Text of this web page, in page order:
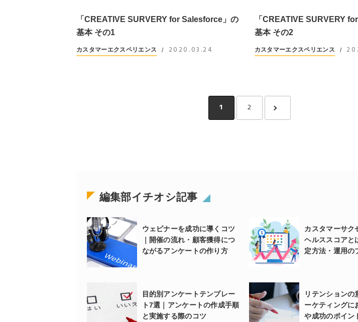
「CREATIVE SURVERY for Salesforce」の
基本 その1
カスタマーエクスペリエンス / 2020.03.24
「CREATIVE SURVERY
基本 その2
カスタマーエクスペリエンス /
1 2
編集部イチオシ記事
ウェビナーを成功に導くコツ
｜開催の流れ・顧客獲得につ
ながるアンケートの作り方
カスタマーサク
ヘルススコアと
定方法・運用の
目的別アンケートテンプレー
ト7選｜アンケートの作成手順
と実施する際のコツ
リテンションの
ーケティングに
や成功のポイン